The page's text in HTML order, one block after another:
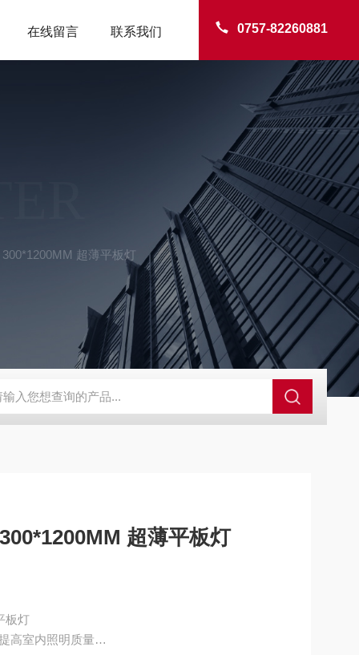
0757-82260881
在线留言 联系我们
超薄平板灯
LS-ZFZD-E3WSA/XFZ-Y3SSAD 佛山照明LED泛光灯 明欣
超薄平板灯
板灯
高室内照明质量